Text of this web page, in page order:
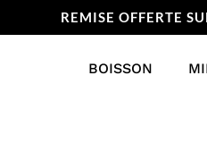
REMISE OFFERTE
BOISSON